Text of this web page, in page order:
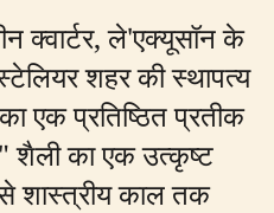
क्वार्टर, ले'एक्यूसॉन के
शहर की स्थापत्य
एक प्रतिष्ठित प्रतीक
शैली का एक उत्कृष्ट
शास्त्रीय काल तक